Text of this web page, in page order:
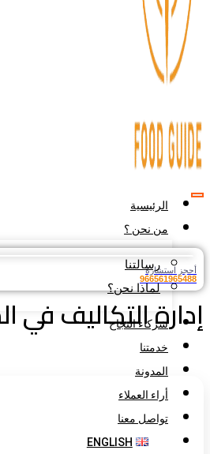
الرئيسية
من نحن ؟
رسالتنا
لماذا نحن؟
شركاء النجاح
خدمتنا
المدونة
أراء العملاء
تواصل معنا
ENGLISH
أحجز استشارة
966561965488
إدارة التكاليف في